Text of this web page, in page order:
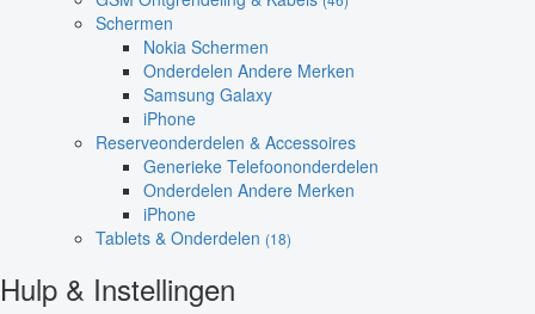
Schermen
Nokia Schermen
Onderdelen Andere Merken
Samsung Galaxy
iPhone
Reserveonderdelen & Accessoires
Generieke Telefoononderdelen
Onderdelen Andere Merken
iPhone
Tablets & Onderdelen (18)
Hulp & Instellingen